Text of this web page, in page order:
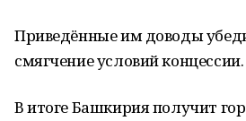
Приведённые им доводы
смягчение условий концессии.
В итоге Башкирия получит